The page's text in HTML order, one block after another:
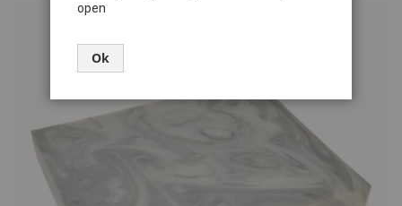
gallery
open
Ok